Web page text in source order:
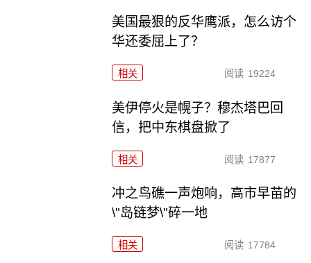
美国最狠的反华鹰派，怎么访个
华还委屈上了？
相关 阅读 19224
美伊停火是幌子？穆杰塔巴回
信，把中东棋盘掀了
相关 阅读 17877
冲之鸟礁一声炮响，高市早苗的
\"岛链梦\"碎一地
相关 阅读 17784